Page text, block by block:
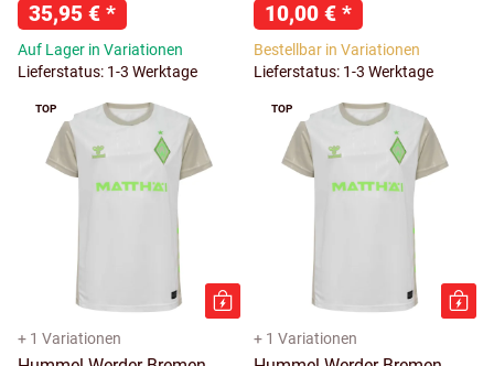
35,95 € *
Auf Lager in Variationen
Lieferstatus: 1-3 Werktage
10,00 € *
Bestellbar in Variationen
Lieferstatus: 1-3 Werktage
TOP
+ 1 Variationen
TOP
+ 1 Variationen